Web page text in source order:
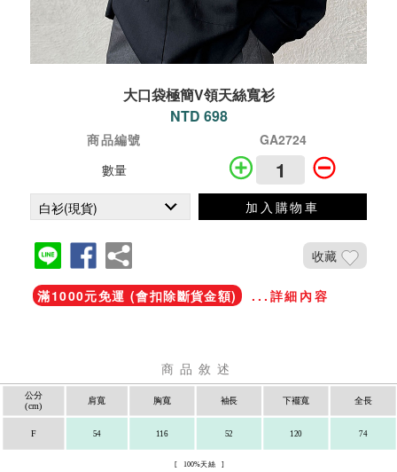
大口袋極簡V領天絲寬衫
NTD 698
商品編號
GA2724
數量
加入購物車
收藏
滿1000元免運 (會扣除斷貨金額) ...詳細內容
商品敘述